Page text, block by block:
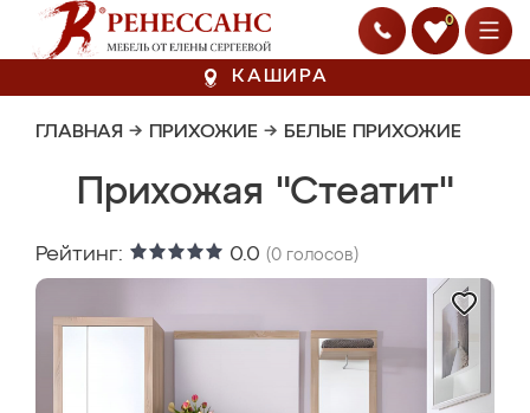
0
КАШИРА
ГЛАВНАЯ → ПРИХОЖИЕ → БЕЛЫЕ ПРИХОЖИЕ
Прихожая "Стеатит"
Рейтинг: 0.0 (0 голосов)